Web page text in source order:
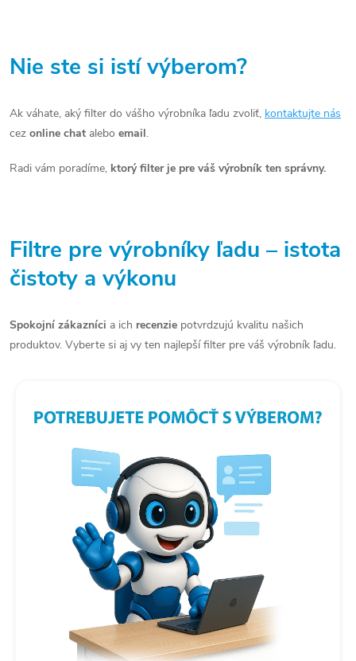
Nie ste si istí výberom?
Ak váhate, aký filter do vášho výrobníka ľadu zvoliť, kontaktujte nás
cez online chat alebo email.
Radi vám poradíme, ktorý filter je pre váš výrobník ten správny.
Filtre pre výrobníky ľadu – istota
čistoty a výkonu
Spokojní zákazníci a ich recenzie potvrdzujú kvalitu našich
produktov. Vyberte si aj vy ten najlepší filter pre váš výrobník ľadu.